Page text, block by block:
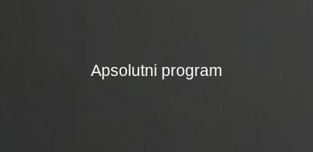
Apsolutni program